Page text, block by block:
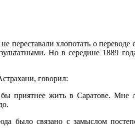
переставали хлопотать о
Но в середине 1889
говорил:
приятнее жить в Саратове. Мне
было связано с замыслом